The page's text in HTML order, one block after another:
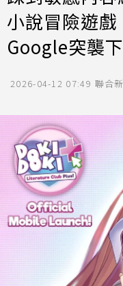
小說冒險遊
Google突襲
2026-04-12 07:49 聯合